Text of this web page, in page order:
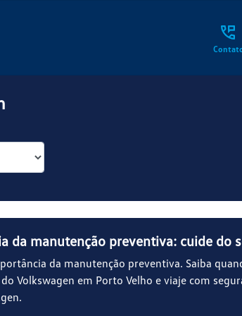
da manutenção preventiva: cuide do
da manutenção preventiva. Saiba
Volkswagen em Porto Velho e viaje com